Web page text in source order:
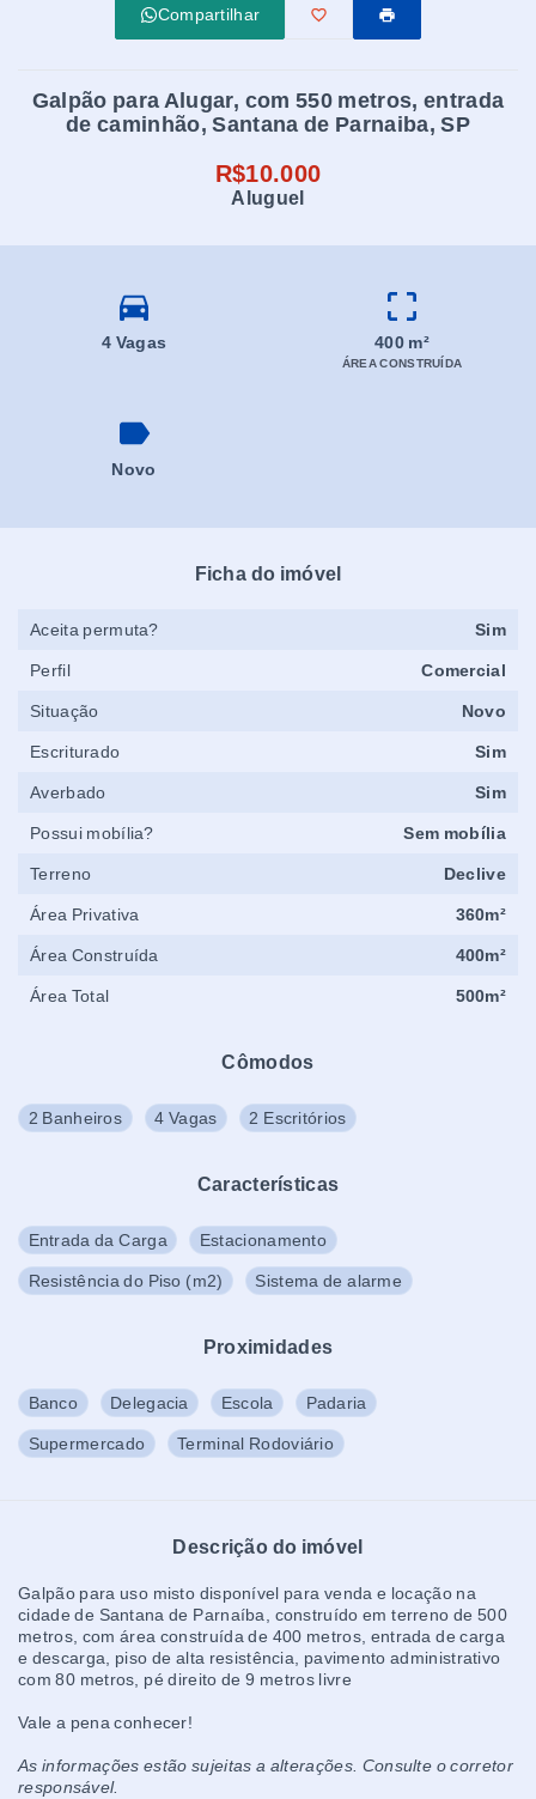
Compartilhar
Galpão para Alugar, com 550 metros, entrada
de caminhão, Santana de Parnaiba, SP
R$10.000
Aluguel
4 Vagas 400 m²
ÁREA CONSTRUÍDA
Novo
Cômodos
2 Banheiros 4 Vagas 2 Escritórios
Características
Entrada da Carga Estacionamento
Resistência do Piso (m2) Sistema de alarme
Proximidades
Banco Delegacia Escola Padaria
Supermercado Terminal Rodoviário
Descrição do imóvel
Galpão para uso misto disponível para venda e locação na
cidade de Santana de Parnaíba, construído em terreno de 500
metros, com área construída de 400 metros, entrada de carga
e descarga, piso de alta resistência, pavimento administrativo
com 80 metros, pé direito de 9 metros livre
Vale a pena conhecer!
As informações estão sujeitas a alterações. Consulte o corretor
responsável.
Ficha do imóvel
Aceita permuta? Sim
Perfil Comercial
Situação Novo
Escriturado Sim
Averbado Sim
Possui mobília? Sem mobília
Terreno Declive
Área Privativa 360m²
Área Construída 400m²
Área Total 500m²